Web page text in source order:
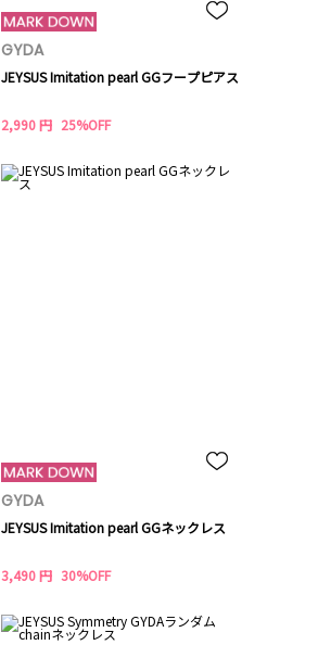
GYDA
JEYSUS Imitation pearl GGフープピアス
2,990 円 25%OFF
GYDA
JEYSUS Imitation pearl GGネックレス
3,490 円 30%OFF